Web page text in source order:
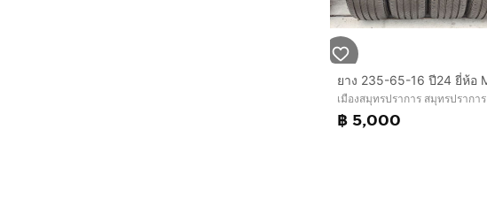
เมืองสมุทรปราการ สมุทรปราการ
฿ 5,000